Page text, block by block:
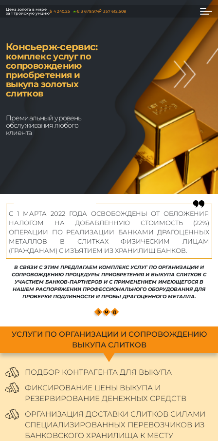
Цена золота в мире
за 1 тройскую унцию$ 4 240.25 € 3 679.974₽ 357 612.508
Консьерж-сервис:
комплекс услуг по
сопровождению
приобретения и
выкупа золотых
слитков
Премиальный уровень
обслуживания любого
клиента
С 1 МАРТА 2022 ГОДА ОСВОБОЖДЕНЫ ОТ ОБЛОЖЕНИЯ
НАЛОГОМ НА ДОБАВЛЕННУЮ СТОИМОСТЬ (22%)
ОПЕРАЦИИ ПО РЕАЛИЗАЦИИ БАНКАМИ ДРАГОЦЕННЫХ
МЕТАЛЛОВ В СЛИТКАХ ФИЗИЧЕСКИМ ЛИЦАМ
(ГРАЖДАНАМ) С ИЗЪЯТИЕМ ИЗ ХРАНИЛИЩ БАНКОВ.
В СВЯЗИ С ЭТИМ ПРЕДЛАГАЕМ КОМПЛЕКС УСЛУГ ПО ОРГАНИЗАЦИИ И
СОПРОВОЖДЕНИЮ ПРОЦЕДУРЫ ПРИОБРЕТЕНИЯ И ВЫКУПА СЛИТКОВ С
УЧАСТИЕМ БАНКОВ-ПАРТНЕРОВ И С ПРИМЕНЕНИЕМ ИМЕЮЩЕГОСЯ В
НАШЕМ РАСПОРЯЖЕНИИ ПРОФЕССИОНАЛЬНОГО ОБОРУДОВАНИЯ ДЛЯ
ПРОВЕРКИ ПОДЛИННОСТИ И ПРОБЫ ДРАГОЦЕННОГО МЕТАЛЛА.
З M Д
УСЛУГИ ПО ОРГАНИЗАЦИИ И СОПРОВОЖДЕНИЮ
ВЫКУПА СЛИТКОВ
ПОДБОР КОНТРАГЕНТА ДЛЯ ВЫКУПА
ФИКСИРОВАНИЕ ЦЕНЫ ВЫКУПА И
РЕЗЕРВИРОВАНИЕ ДЕНЕЖНЫХ СРЕДСТВ
ОРГАНИЗАЦИЯ ДОСТАВКИ СЛИТКОВ СИЛАМИ
СПЕЦИАЛИЗИРОВАННЫХ ПЕРЕВОЗЧИКОВ ИЗ
БАНКОВСКОГО ХРАНИЛИЩА К МЕСТУ